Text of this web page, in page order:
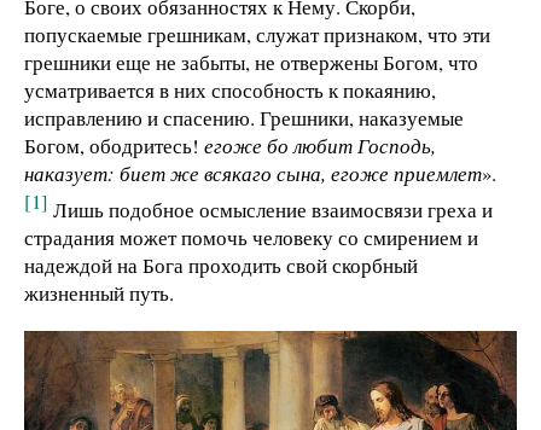
Боге, о своих обязанностях к Нему. Скорби,
попускаемые грешникам, служат признаком, что эти
грешники еще не забыты, не отвержены Богом, что
усматривается в них способность к покаянию,
исправлению и спасению. Грешники, наказуемые
Богом, ободритесь! егоже бо любит Господь,
наказует: биет же всякаго сына, егоже приемлет».
[1] Лишь подобное осмысление взаимосвязи греха и
страдания может помочь человеку со смирением и
надеждой на Бога проходить свой скорбный
жизненный путь.